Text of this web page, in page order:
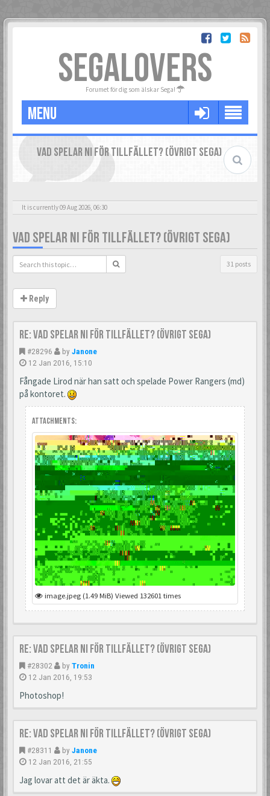
SEGALOVERS
Forumet för dig som älskar Sega!
MENU
VAD SPELAR NI FÖR TILLFÄLLET? (ÖVRIGT SEGA)
It is currently 09 Aug 2026, 06:30
VAD SPELAR NI FÖR TILLFÄLLET? (ÖVRIGT SEGA)
31 posts
Reply
Re: Vad spelar ni för tillfället? (Övrigt Sega)
#28296 by Janone
12 Jan 2016, 15:10
Fångade Lirod när han satt och spelade Power Rangers (md)
på kontoret.
Attachments:
image.jpeg (1.49 MiB) Viewed 132601 times
Re: Vad spelar ni för tillfället? (Övrigt Sega)
#28302 by Tronin
12 Jan 2016, 19:53
Photoshop!
Re: Vad spelar ni för tillfället? (Övrigt Sega)
#28311 by Janone
12 Jan 2016, 21:55
Jag lovar att det är äkta.